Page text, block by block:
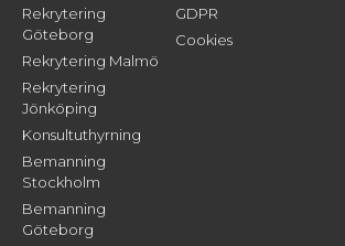
Rekrytering
Göteborg
Rekrytering Malmö
Rekrytering
Jönköping
Konsultuthyrning
Bemanning
Stockholm
Bemanning
Göteborg
GDPR
Cookies